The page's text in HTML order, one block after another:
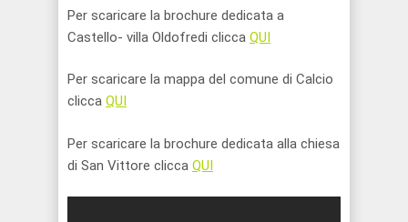
Per scaricare la brochure dedicata a
Castello- villa Oldofredi clicca QUI
Per scaricare la mappa del comune di Calcio
clicca QUI
Per scaricare la brochure dedicata alla chiesa
di San Vittore clicca QUI